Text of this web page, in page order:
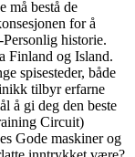
må bestå de
for å
historie.
Finland og Island.
spise­steder, både
tilbyr erfarne
å gi deg den beste
Circuit)
Gode maskiner og